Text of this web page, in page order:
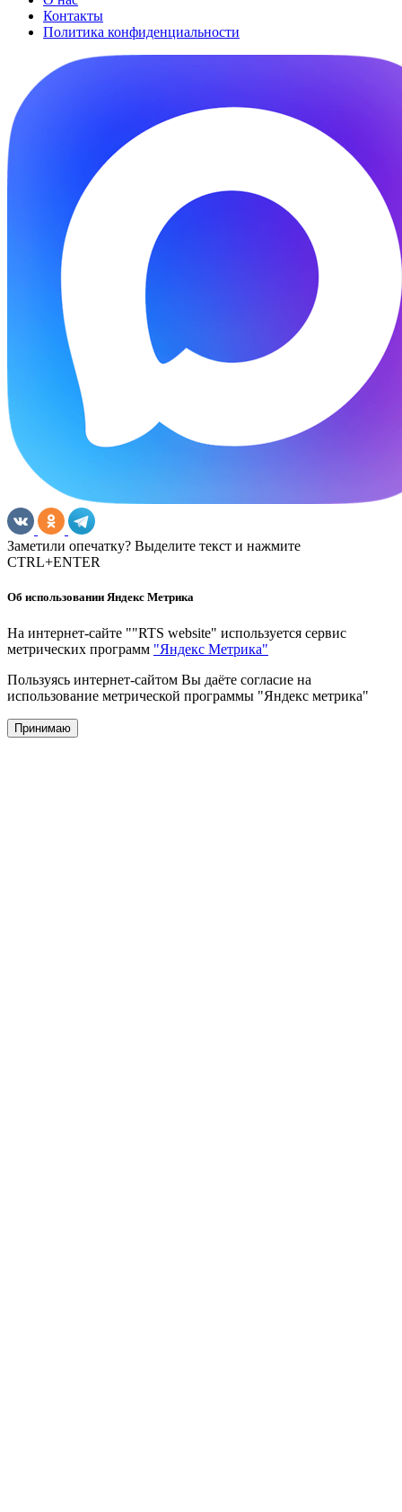
Контакты
Политика конфиденциальности
Заметили опечатку? Выделите текст и нажмите
CTRL+ENTER
Об использовании Яндекс Метрика
На интернет-сайте ""RTS website" используется сервис
метрических программ "Яндекс Метрика"
Пользуясь интернет-сайтом Вы даёте согласие на
использование метрической программы "Яндекс метрика"
Принимаю